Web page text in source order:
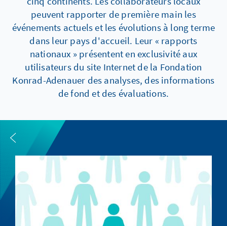
peuvent rapporter de première main les
événements actuels et les évolutions à long terme
dans leur pays d'accueil. Leur « rapports
nationaux » présentent en exclusivité aux
utilisateurs du site Internet de la Fondation
Konrad-Adenauer des analyses, des informations
de fond et des évaluations.